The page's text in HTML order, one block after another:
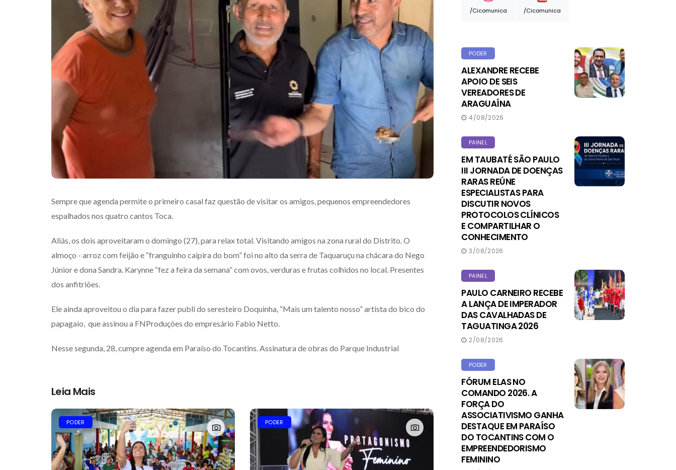
Sempre que agenda permite o primeiro casal faz questão de visitar os amigos, pequenos empreendedores
espalhados nos quatro cantos Toca.
Aliás, os dois aproveitaram o domingo (27), para relax total. Visitando amigos na zona rural do Distrito. O
almoço - arroz com feijão e “franguinho caipira do bom” foi no alto da serra de Taquaruçu na chácara do Nego
Júnior e dona Sandra. Karynne “fez a feira da semana” com ovos, verduras e frutas colhidos no local. Presentes
dos anfitriões.
Ele ainda aproveitou o dia para fazer publi do seresteiro Doquinha, “Mais um talento nosso” artista do bico do
papagaio, que assinou a FNProduções do empresário Fabio Netto.
Nesse segunda, 28, cumpre agenda em Paraíso do Tocantins. Assinatura de obras do Parque Industrial
Leia Mais
PODER PODER
/cicomunica /cicomunica
PODER
ALEXANDRE RECEBE
APOIO DE SEIS
VEREADORES DE
ARAGUAÍNA
4/08/2026
PAINEL
EM TAUBATÉ SÃO PAULO
III JORNADA DE DOENÇAS
RARAS REÚNE
ESPECIALISTAS PARA
DISCUTIR NOVOS
PROTOCOLOS CLÍNICOS
E COMPARTILHAR O
CONHECIMENTO
3/08/2026
PAINEL
PAULO CARNEIRO RECEBE
A LANÇA DE IMPERADOR
DAS CAVALHADAS DE
TAGUATINGA 2026
2/08/2026
PODER
FÓRUM ELAS NO
COMANDO 2026. A
FORÇA DO
ASSOCIATIVISMO GANHA
DESTAQUE EM PARAÍSO
DO TOCANTINS COM O
EMPREENDEDORISMO
FEMININO